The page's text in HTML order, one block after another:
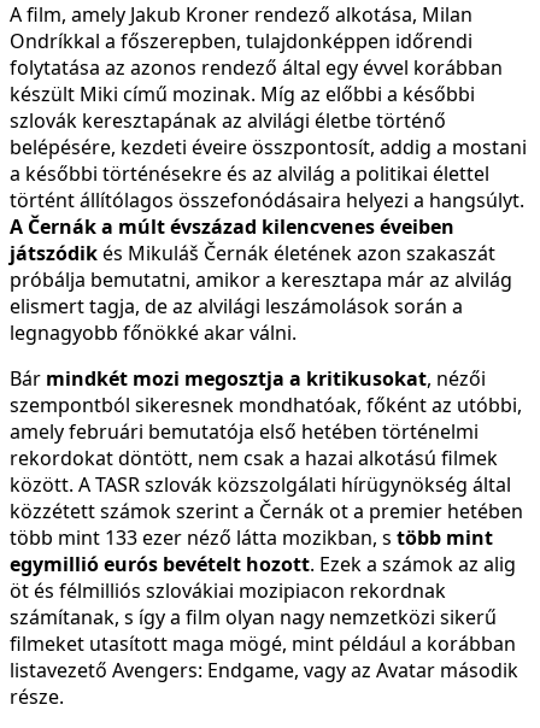
A film, amely Jakub Kroner rendező alkotása, Milan
Ondríkkal a főszerepben, tulajdonképpen időrendi
folytatása az azonos rendező által egy évvel korábban
készült Miki című mozinak. Míg az előbbi a későbbi
szlovák keresztapának az alvilági életbe történő
belépésére, kezdeti éveire összpontosít, addig a mostani
a későbbi történésekre és az alvilág a politikai élettel
történt állítólagos összefonódásaira helyezi a hangsúlyt.
A Černák a múlt évszázad kilencvenes éveiben
játszódikés Mikuláš Černák életének azon szakaszát
próbálja bemutatni, amikor a keresztapa már az alvilág
elismert tagja, de az alvilági leszámolások során a
legnagyobb főnökké akar válni.
Bár mindkét mozi megosztja a kritikusokat, nézői
szempontból sikeresnek mondhatóak, főként az utóbbi,
amely februári bemutatója első hetében történelmi
rekordokat döntött, nem csak a hazai alkotású filmek
között. A TASR szlovák közszolgálati hírügynökség által
közzétett számok szerint a Černák ot a premier hetében
több mint 133 ezer néző látta mozikban, s több mint
egymillió eurós bevételt hozott. Ezek a számok az alig
öt és félmilliós szlovákiai mozipiacon rekordnak
számítanak, s így a film olyan nagy nemzetközi sikerű
filmeket utasított maga mögé, mint például a korábban
listavezető Avengers: Endgame, vagy az Avatar második
része.